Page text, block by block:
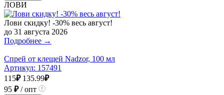
ЛОВИ
Лови скидку! -30% весь август!
до 31 августа 2026
Подробнее →
Спрей от клещей Nadzor, 100 мл
Артикул: 157491
115₽ 135.99₽
95 ₽/ опт